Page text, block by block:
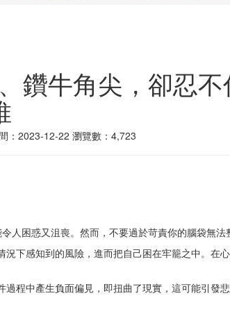
鑽牛角尖，卻忍
：2023-12-22 瀏覽數：4,723
人困惑又沮喪。然而，不要過於苛責你的腦袋無法
下感知到的風險，進而把自己困在牢籠之中。
程中產生負面偏見，即扭曲了現實，這可能引